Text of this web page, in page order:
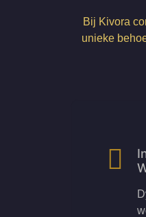
Bij Kivora
unieke